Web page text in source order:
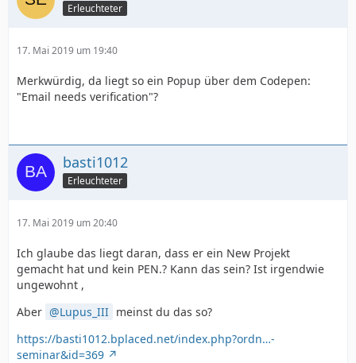
Erleuchteter
17. Mai 2019 um 19:40
Merkwürdig, da liegt so ein Popup über dem Codepen:
"Email needs verification"?
basti1012
Erleuchteter
17. Mai 2019 um 20:40
Ich glaube das liegt daran, dass er ein New Projekt
gemacht hat und kein PEN.? Kann das sein? Ist irgendwie
ungewohnt ,
Aber
Lupus_III meinst du das so?
https://basti1012.bplaced.net/index.php?ordn…-
seminar&id=369